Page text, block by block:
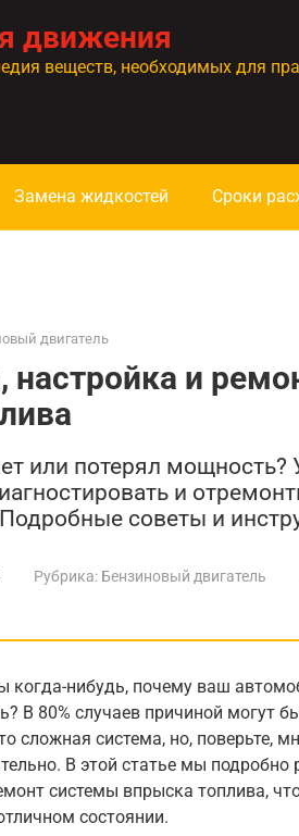
движения
веществ, необходимых для
Замена жидкостей Сроки
двигатель
настройка и
или потерял мощность?
и
советы и
Рубрика: Бензиновый двигатель
нибудь, почему ваш
В 80% случаев причиной могут
сложная система, но, поверьте,
В этой статье мы подробно
системы впрыска топлива,
состоянии.